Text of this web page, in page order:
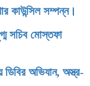
কাউন্সিল সম্পন্ন।
সচিব মোস্তফা
অভিযান, অস্ত্র-